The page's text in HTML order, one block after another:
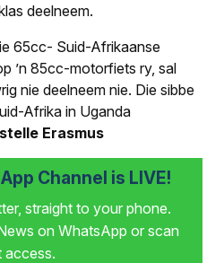
deelneem.
65cc- Suid-Afrikaanse
’n 85cc-motorfiets ry, sal
nie deelneem nie. Die sibbe
Afrika in Uganda
Erasmus
Channel is LIVE!
straight to your phone.
on WhatsApp or scan
access.